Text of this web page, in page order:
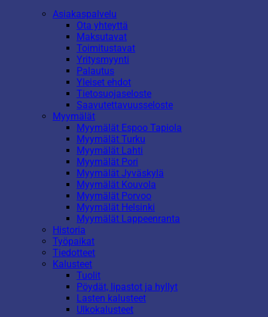
Asiakaspalvelu
Ota yhteyttä
Maksutavat
Toimitustavat
Yritysmyynti
Palautus
Yleiset ehdot
Tietosuojaseloste
Saavutettavuusseloste
Myymälät
Myymälät Espoo Tapiola
Myymälät Turku
Myymälät Lahti
Myymälät Pori
Myymälät Jyväskylä
Myymälät Kouvola
Myymälät Porvoo
Myymälät Helsinki
Myymälät Lappeenranta
Historia
Työpaikat
Tiedotteet
Kalusteet
Tuolit
Pöydät, lipastot ja hyllyt
Lasten kalusteet
Ulkokalusteet